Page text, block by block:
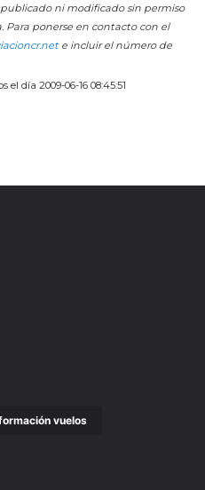
ni modificado sin permiso
Para ponerse en contacto con el
e incluir el número de
día 2009-06-16 08:45:51
vuelos